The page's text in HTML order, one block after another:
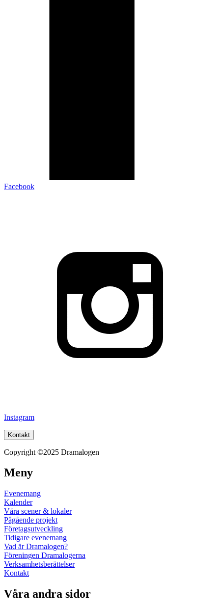
Facebook
Instagram
Kontakt
Copyright ©2025 Dramalogen
Meny
Evenemang
Kalender
Våra scener & lokaler
Pågående projekt
Företagsutveckling
Tidigare evenemang
Vad är Dramalogen?
Föreningen Dramalogerna
Verksamhetsberättelser
Kontakt
Våra andra sidor